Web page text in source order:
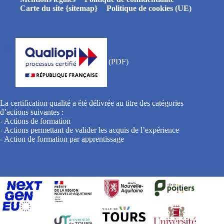
Carte du site {sitemap}
Politique de cookies (UE)
La certification qualité a été délivrée au titre des catégories
d’actions suivantes :
- Actions de formation
- Actions permettant de valider les acquis de l’expérience
- Action de formation par apprentissage